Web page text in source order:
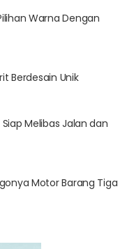
Warna Dengan
Berdesain Unik
Siap Melibas Jalan dan
Motor Barang Tiga